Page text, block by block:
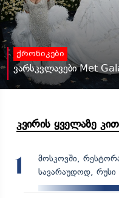
ქრონიკები
ვარსკვლავები Met
კვირის ყველაზე
1
მოსკოვში,
სავარაუდოდ,